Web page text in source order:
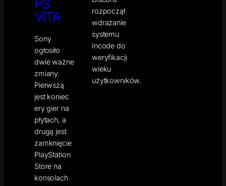
PS
VITA
Sony
ogłosiło
dwie ważne
zmiany.
Pierwszą
jest koniec
ery gier na
płytach, a
drugą jest
zamknięcie
PlayStation
Store na
konsolach
rozpoczął
wdrażanie
systemu
Incode do
weryfikacji
wieku
użytkowników.